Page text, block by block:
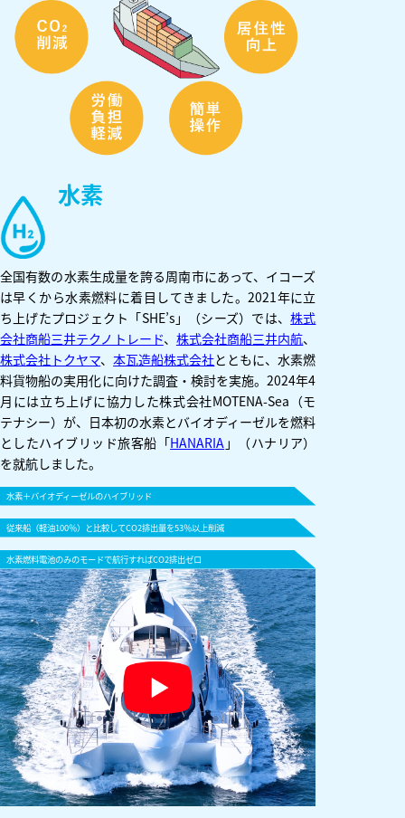
水素
全国有数の水素生成量を誇る周南市にあって、イコーズ
は早くから水素燃料に着目してきました。2021年に立
ち上げたプロジェクト「SHE’s」（シーズ）では、株式
会社商船三井テクノトレード、 株式会社商船三井内航、
株式会社トクヤマ、本瓦造船株式会社とともに、水素燃
料貨物船の実用化に向けた調査・検討を実施。2024年4
月には立ち上げに協力した株式会社MOTENA-Sea（モ
テナシー）が、日本初の水素とバイオディーゼルを燃料
としたハイブリッド旅客船「HANARIA 」（ハナリア）
を就航しました。
水素＋バイオディーゼルのハイブリッド
従来船（軽油100％）と比較してCO2排出量を53％以上削減
水素燃料電池のみのモードで航行すればCO2排出ゼロ